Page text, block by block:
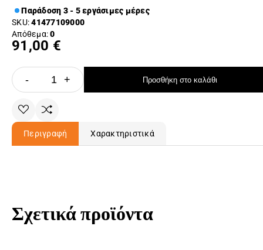
Παράδοση 3 - 5 εργάσιμες μέρες
SKU:41477109000
Απόθεμα:0
91,00 €
- + Προσθήκη στο καλάθι
Περιγραφή Χαρακτηριστικά
Σχετικά προϊόντα